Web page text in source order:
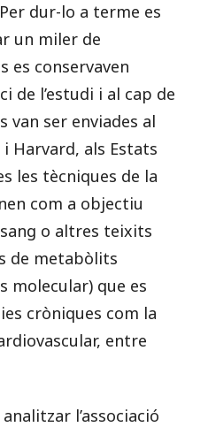
Per dur-lo a terme es
un miler de
es conservaven
de l’estudi i al cap de
van ser enviades al
Harvard, als Estats
les tècniques de la
com a objectiu
o altres teixits
de metabòlits
molecular) que es
cròniques com la
entre
l’associació